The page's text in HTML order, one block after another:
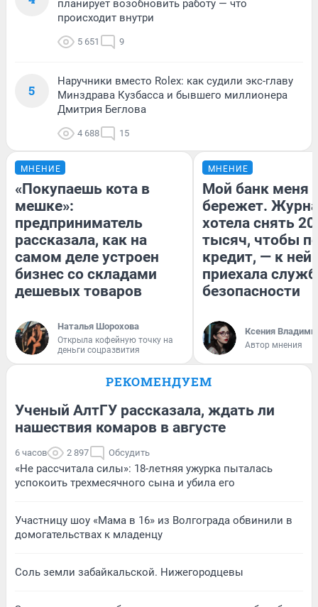
планирует возобновить работу — что
происходит внутри
5 651 9
5
Наручники вместо Rolex: как судили экс-главу
Минздрава Кузбасса и бывшего миллионера
Дмитрия Беглова
4 688 15
МНЕНИЕ
«Покупаешь кота в
мешке»:
предприниматель
рассказала, как на
самом деле устроен
бизнес со складами
дешевых товаров
Наталья Шорохова
Открыла кофейную точку на
деньги соцразвития
МНЕНИЕ
Мой банк меня
бережет.
хотела снять
тысяч, чтобы
кредит, — к
приехала
безопасности
Ксения
Автор мнения
РЕКОМЕНДУЕМ
Ученый АлтГУ рассказала, ждать ли
нашествия комаров в августе
6 часов 2 897 Обсудить
«Не рассчитала силы»: 18-летняя ужурка пыталась
успокоить трехмесячного сына и убила его
Участницу шоу «Мама в 16» из Волгограда обвинили в
домогательствах к младенцу
Соль земли забайкальской. Нижегородцевы